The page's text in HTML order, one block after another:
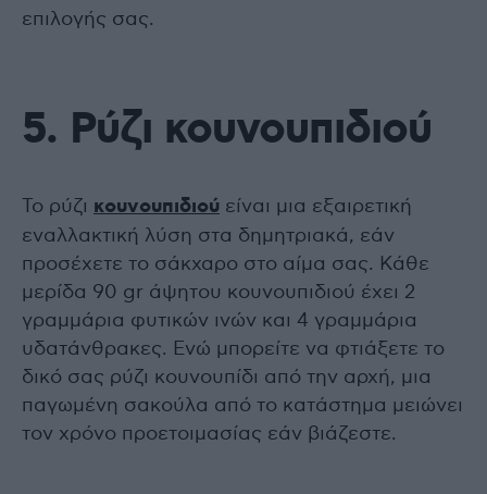
επιλογής σας.
5. Ρύζι κουνουπιδιού
Το ρύζι κουνουπιδιού είναι μια εξαιρετική
εναλλακτική λύση στα δημητριακά, εάν
προσέχετε το σάκχαρο στο αίμα σας. Κάθε
μερίδα 90 gr άψητου κουνουπιδιού έχει 2
γραμμάρια φυτικών ινών και 4 γραμμάρια
υδατάνθρακες. Ενώ μπορείτε να φτιάξετε το
δικό σας ρύζι κουνουπίδι από την αρχή, μια
παγωμένη σακούλα από το κατάστημα μειώνει
τον χρόνο προετοιμασίας εάν βιάζεστε.